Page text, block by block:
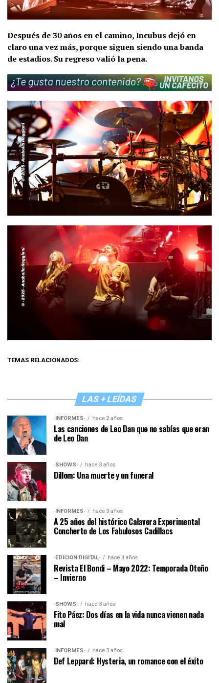
Después de 30 años en el camino, Incubus dejó en
claro una vez más, porque siguen siendo una banda
de estadios. Su regreso valió la pena.
TEMAS RELACIONADOS:
LAS + LEÍDAS
·INFORMES· hace 2 años
Las canciones de Leo Dan que no sabías que eran
de Leo Dan
·SHOWS· hace 3 años
Dillom: Una muerte y un funeral
·INFORMES· hace 3 años
A 25 años del histórico Calavera Experimental
Concherto de Los Fabulosos Cadillacs
·EDICIÓN DIGITAL· hace 4 años
Revista El Bondi – Mayo 2022: Temporada Otoño
– Invierno
·SHOWS· hace 3 años
Fito Páez: Dos días en la vida nunca vienen nada
mal
·INFORMES· hace 3 años
Def Leppard: Hysteria, un romance con el éxito